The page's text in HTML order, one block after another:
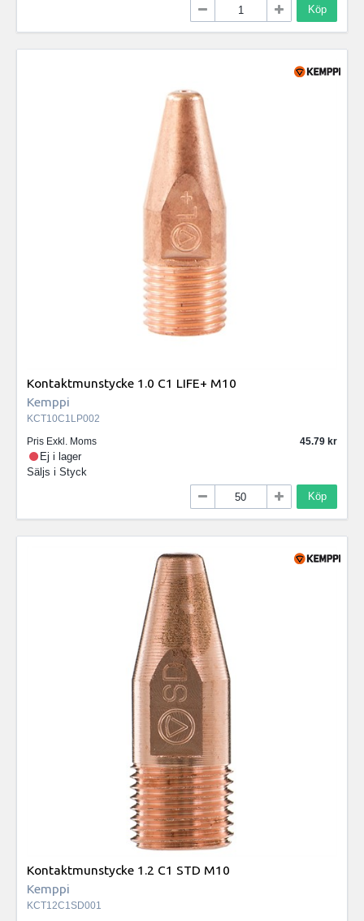
Köp
Kontaktmunstycke 1.0 C1 LIFE+ M10
Kemppi
KCT10C1LP002
Pris Exkl. Moms
45.79
Ej i lager
Säljs i Styck
Köp
Kontaktmunstycke 1.2 C1 STD M10
Kemppi
KCT12C1SD001